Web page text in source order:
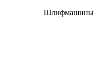
Шлифмашины